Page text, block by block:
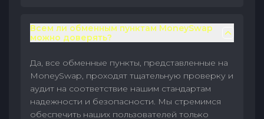
Всем ли обменным пунктам MoneySwap
можно доверять?
Да, все обменные пункты, представленные на
MoneySwap, проходят тщательную проверку и
аудит на соответствие нашим стандартам
надежности и безопасности. Мы стремимся
обеспечить наших пользователей только